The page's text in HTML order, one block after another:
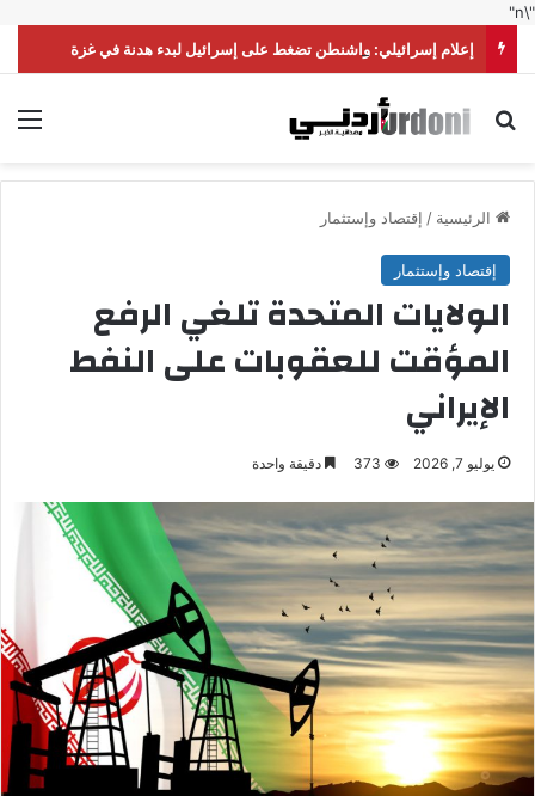
"\n"
إعلام إسرائيلي: واشنطن تضغط على إسرائيل لبدء هدنة في غزة
بحث عن
الرئيسية / إقتصاد وإستثمار
إقتصاد وإستثمار
الولايات المتحدة تلغي الرفع
المؤقت للعقوبات على النفط
الإيراني
يوليو 7, 2026 373 دقيقة واحدة